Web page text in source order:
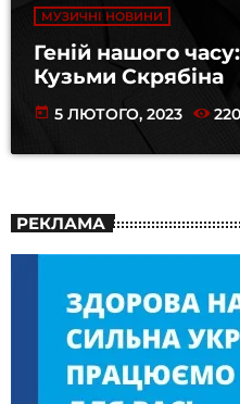
МУЗИЧНІ НОВИНИ
Геній нашого
Кузьми Скрябіна
today 5 ЛЮТОГО, 2023
РЕКЛАМА